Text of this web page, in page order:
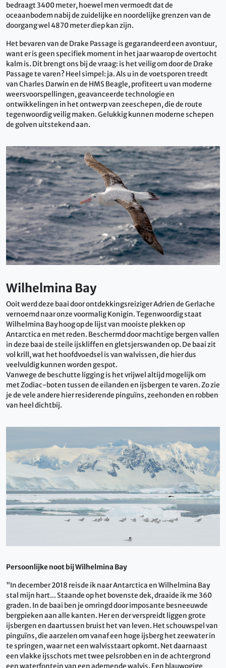
bedraagt ​​3400 meter, hoewel men vermoedt dat de
oceaanbodem nabij de zuidelijke en noordelijke grenzen van de
doorgang wel 4870 meter diep kan zijn.
Het bevaren van de Drake Passage is gegarandeerd een avontuur,
want er is geen specifiek moment in het jaar waarop de overtocht
kalm is. Dit brengt ons bij de vraag: is het veilig om door de Drake
Passage te varen? Heel simpel: ja. Als u in de voetsporen treedt
van Charles Darwin en de HMS Beagle, profiteert u van moderne
weersvoorspellingen, geavanceerde technologie en
ontwikkelingen in het ontwerp van zeeschepen, die de route
tegenwoordig veilig maken. Gelukkig kunnen moderne schepen
de golven uitstekend aan.
Wilhelmina Bay
Ooit werd deze baai door ontdekkingsreiziger Adrien de Gerlache
vernoemd naar onze voormalig Konigin. Tegenwoordig staat
Wilhelmina Bay hoog op de lijst van mooiste plekken op
Antarctica en met reden. Beschermd door machtige bergen vallen
in deze baai de steile ijskliffen en gletsjerswanden op. De baai zit
vol krill, wat het hoofdvoedsel is van walvissen, die hier dus
veelvuldig kunnen worden gespot.
Vanwege de beschutte ligging is het vrijwel altijd mogelijk om
met Zodiac-boten tussen de eilanden en ijsbergen te varen. Zo zie
je de vele andere hier residerende pinguïns, zeehonden en robben
van heel dichtbij.
Persoonlijke noot bij Wilhelmina Bay
"In december 2018 reisde ik naar Antarctica en Wilhelmina Bay
stal mijn hart... Staande op het bovenste dek, draaide ik me 360
graden. In de baai ben je omringd door imposante besneeuwde
bergpieken aan alle kanten. Her en der verspreidt liggen grote
ijsbergen en daartussen bruist het van leven. Het schouwspel van
pinguïns, die aarzelen om vanaf een hoge ijsberg het zeewater in
te springen, waar net een walvisstaart opkomt. Net daarnaast
een vlakke ijsschots met twee pelsrobben en in de achtergrond
een waterfontein van een ademende walvis. Een blauwogige